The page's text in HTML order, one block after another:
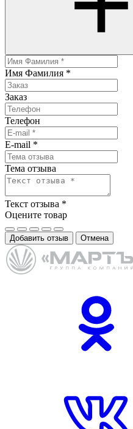
Имя Фамилия *
Заказ
Телефон
E-mail *
Тема отзыва
Текст отзыва *
Оцените товар
Добавить отзыв Отмена